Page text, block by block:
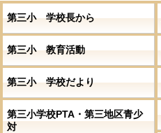
第三小 学校長から
第三小 教育活動
第三小 学校だより
第三小学校PTA・第三地区青少
対